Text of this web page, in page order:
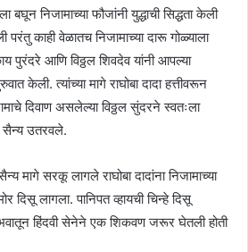
निजामाच्या फौजांनी युद्धाची सिद्धता केली
परंतु काही वेळातच निजामाच्या दारू गोळ्याला
पुरंदरे आणि विठ्ठल शिवदेव यांनी आपल्या
केली. त्यांच्या मागे राघोबा दादा हत्तीवरून
दिवाण असलेल्या विठ्ठल सुंदरने स्वतःला
सैन्य उतरवले.
मागे सरकू लागले राघोबा दादांना निजामाच्या
लागला. पानिपत व्हायची चिन्हे दिसू
हिंदवी सेनेने एक शिकवण जरूर घेतली होती